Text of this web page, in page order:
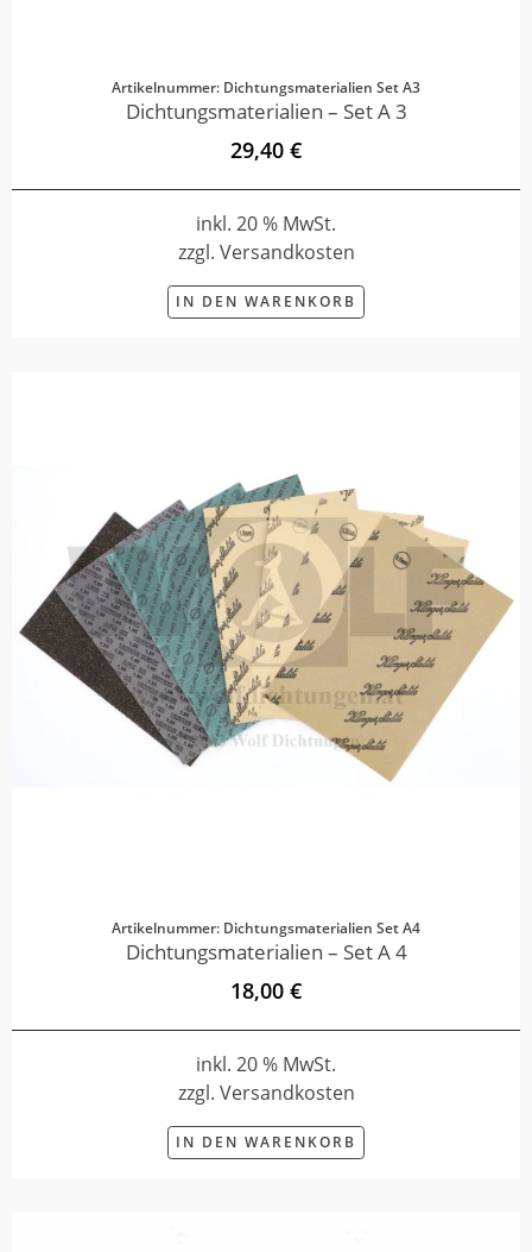
Artikelnummer: Dichtungsmaterialien Set A3
Dichtungsmaterialien – Set A 3
29,40 €
inkl. 20 % MwSt.
zzgl. Versandkosten
IN DEN WARENKORB
Artikelnummer: Dichtungsmaterialien Set A4
Dichtungsmaterialien – Set A 4
18,00 €
inkl. 20 % MwSt.
zzgl. Versandkosten
IN DEN WARENKORB